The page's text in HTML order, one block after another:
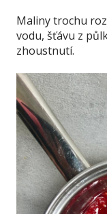
Maliny trochu
vodu, šťávu z
zhoustnutí.